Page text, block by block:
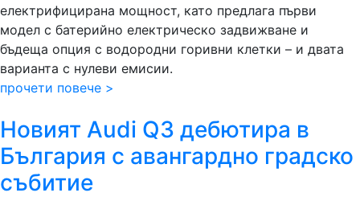
електрифицирана мощност, като предлага първи
модел с батерийно електрическо задвижване и
бъдеща опция с водородни горивни клетки – и двата
варианта с нулеви емисии.
прочети повече >
Новият Audi Q3 дебютира в
България с авангардно градско
събитие